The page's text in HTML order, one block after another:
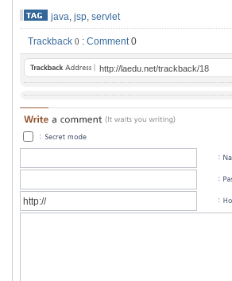
java, jsp, servlet
Trackback 0 : Comment0
http://laedu.net/trackback/18